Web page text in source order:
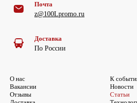
Почта
z@100Lpromo.ru
Доставка
По России
О нас
Вакансии
Отзывы
К
Новости
Статьи